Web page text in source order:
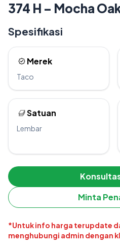
374 H – Mocha
Spesifikasi
Merek
Taco
Satuan
Lembar
Minta
*Untuk info harga terupdate
menghubungi admin dengan